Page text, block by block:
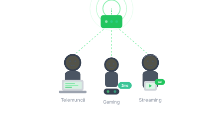
Telemuncă
2ms
Gaming
4K
Streaming